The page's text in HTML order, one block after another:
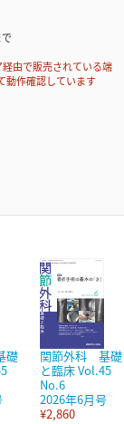
由で販売されている端
動作確認しています
礎
関節外科 基礎
と臨床 Vol.45
No.6
2026年6月号
¥2,860